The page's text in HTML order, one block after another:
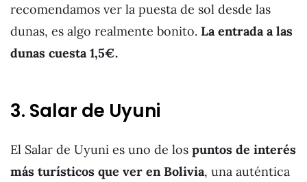
recomendamos ver la puesta de sol desde las
dunas, es algo realmente bonito. La entrada a las
dunas cuesta 1,5€.
3. Salar de Uyuni
El Salar de Uyuni es uno de los puntos de interés
más turísticos que ver en Bolivia, una auténtica